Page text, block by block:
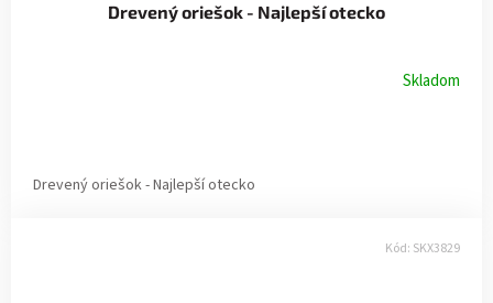
Drevený oriešok - Najlepší otecko
Skladom
Drevený oriešok - Najlepší otecko
Kód: SKX3829